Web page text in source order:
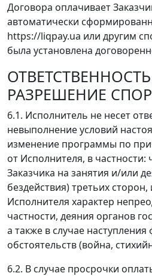
Договора оплачивает
автоматически
https://liqpay.ua или другим
была установлена
РАЗРЕШЕНИЕ
6.1. Исполнитель не несет
невыполнение условий
изменение программы по
от Исполнителя, в частности:
Заказчика на занятия и/или
бездействия) третьих
Исполнителя характер
частности, деяния органов
а также в случае
обстоятельств (война,
6.2. В случае просрочки